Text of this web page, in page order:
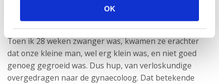
OK
Mijn kleine mannetje
Toen ik 28 weken zwanger was, kwamen ze erachter
dat onze kleine man, wel erg klein was, en niet goed
genoeg gegroeid was. Dus hup, van verloskundige
overgedragen naar de gynaecoloog. Dat betekende